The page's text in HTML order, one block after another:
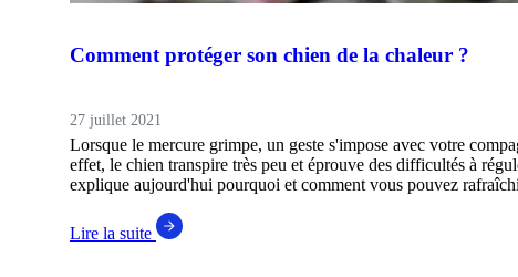
Comment protéger son chien de la chaleur ?
27 juillet 2021
Lorsque le mercure grimpe, un geste s'impose avec votre
effet, le chien transpire très peu et éprouve des difficultés à
explique aujourd'hui pourquoi et comment vous pouvez
Lire la suite